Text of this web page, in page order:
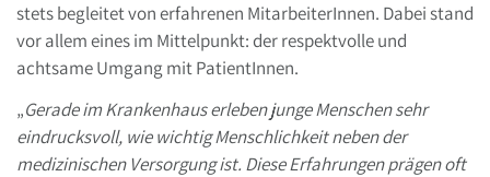
stets begleitet von erfahrenen MitarbeiterInnen. Dabei stand
vor allem eines im Mittelpunkt: der respektvolle und
achtsame Umgang mit PatientInnen.
„Gerade im Krankenhaus erleben junge Menschen sehr
eindrucksvoll, wie wichtig Menschlichkeit neben der
medizinischen Versorgung ist. Diese Erfahrungen prägen oft